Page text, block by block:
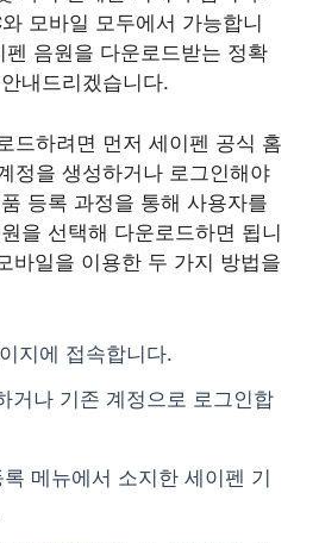
모바일 모두에서 가능합니
음원을 다운로드받는 정확
내드리겠습니다.
드하려면 먼저 세이펜 공식 홈
정을 생성하거나 로그인해야
등록 과정을 통해 사용자를
을 선택해 다운로드하면 됩니
바일을 이용한 두 가지 방법을
지에 접속합니다.
거나 기존 계정으로 로그인합
메뉴에서 소지한 세이펜 기